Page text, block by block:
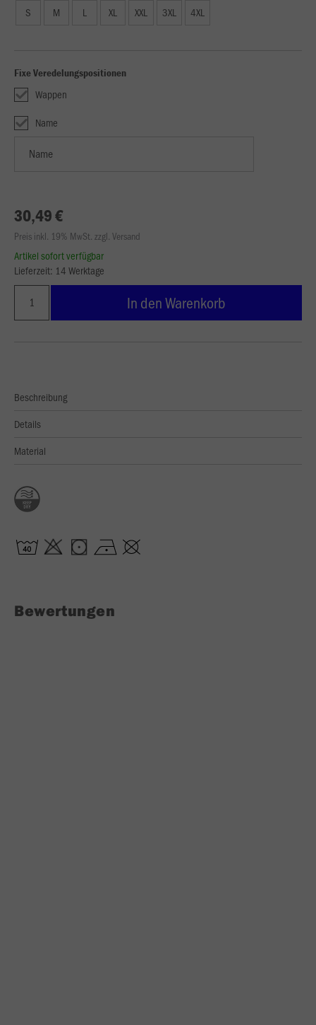
S M L XL XXL 3XL 4XL
Fixe Veredelungspositionen
Wappen
Name
30,49 €
Preis inkl. 19% MwSt. zzgl. Versand
Artikel sofort verfügbar
Lieferzeit: 14 Werktage
In den Warenkorb
Beschreibung
Details
Material
Bewertungen